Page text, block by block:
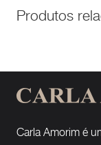
Produtos
Carla Amorim é